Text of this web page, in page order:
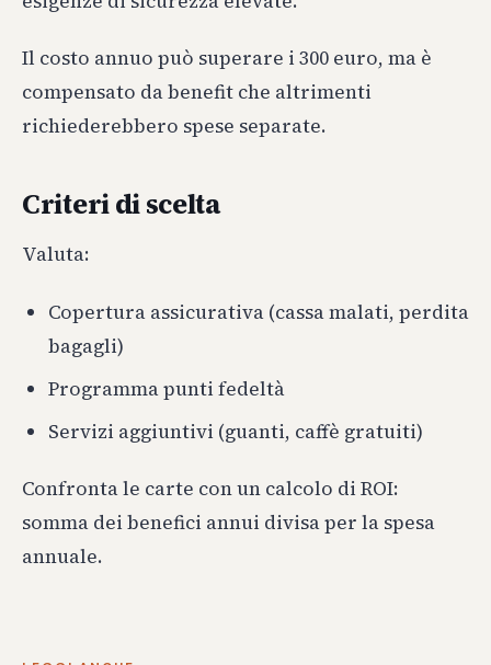
Il costo annuo può superare i 300 euro, ma è
compensato da benefit che altrimenti
richiederebbero spese separate.
Criteri di scelta
Valuta:
Copertura assicurativa (cassa malati, perdita
bagagli)
Programma punti fedeltà
Servizi aggiuntivi (guanti, caffè gratuiti)
Confronta le carte con un calcolo di ROI:
somma dei benefici annui divisa per la spesa
annuale.